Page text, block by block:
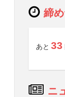
締
あと 33
ニ